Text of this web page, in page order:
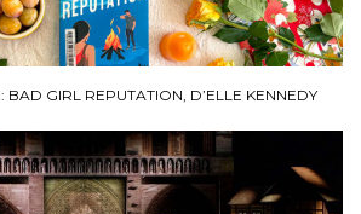
BAD GIRL REPUTATION, D’ELLE KENNEDY